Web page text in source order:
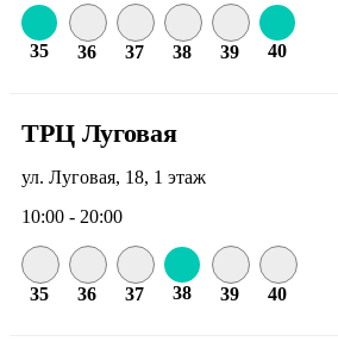
35 36 37 38 39 40
ТРЦ Луговая
ул. Луговая, 18, 1 этаж
10:00 - 20:00
35 36 37 38 39 40